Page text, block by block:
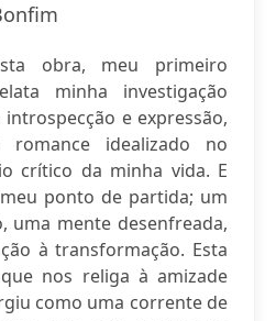
obra, meu primeiro
minha investigação
e expressão,
idealizado no
crítico da minha vida. E
ponto de partida; um
uma mente desenfreada,
à transformação. Esta
nos religa à amizade
como uma corrente de